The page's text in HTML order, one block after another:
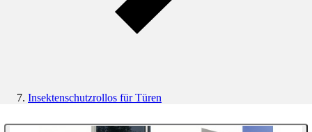
Insektenschutzrollos für Türen